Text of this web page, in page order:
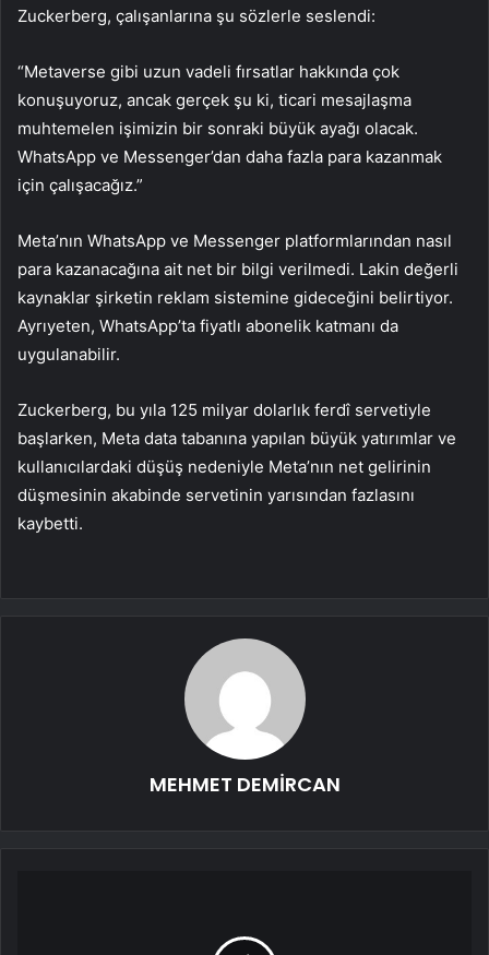
Zuckerberg, çalışanlarına şu sözlerle seslendi:
“Metaverse gibi uzun vadeli fırsatlar hakkında çok
konuşuyoruz, ancak gerçek şu ki, ticari mesajlaşma
muhtemelen işimizin bir sonraki büyük ayağı olacak.
WhatsApp ve Messenger’dan daha fazla para kazanmak
için çalışacağız.”
Meta’nın WhatsApp ve Messenger platformlarından nasıl
para kazanacağına ait net bir bilgi verilmedi. Lakin değerli
kaynaklar şirketin reklam sistemine gideceğini belirtiyor.
Ayrıyeten, WhatsApp’ta fiyatlı abonelik katmanı da
uygulanabilir.
Zuckerberg, bu yıla 125 milyar dolarlık ferdî servetiyle
başlarken, Meta data tabanına yapılan büyük yatırımlar ve
kullanıcılardaki düşüş nedeniyle Meta’nın net gelirinin
düşmesinin akabinde servetinin yarısından fazlasını
kaybetti.
MEHMET DEMİRCAN